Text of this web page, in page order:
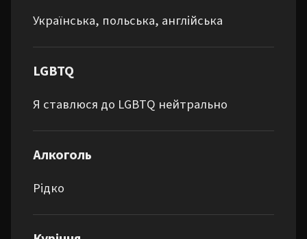
Українська, польська, англійська
LGBTQ
Я ставлюся до LGBTQ нейтрально
Алкоголь
Рідко